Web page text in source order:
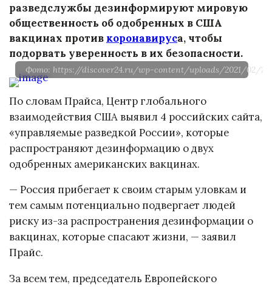
разведслужбы дезинформируют мировую
общественность об одобренных в США
вакцинах против коронавируса, чтобы
подорвать уверенность в их безопасности.
Фото: https://discover24.ru/wp-content/uploads/2021/02/
По словам Прайса, Центр глобального
взаимодействия США выявил 4 российских сайта,
«управляемые разведкой России», которые
распространяют дезинформацию о двух
одобренных американских вакцинах.
— Россия прибегает к своим старым уловкам и
тем самым потенциально подвергает людей
риску из-за распространения дезинформации о
вакцинах, которые спасают жизни, — заявил
Прайс.
За всем тем, председатель Европейского